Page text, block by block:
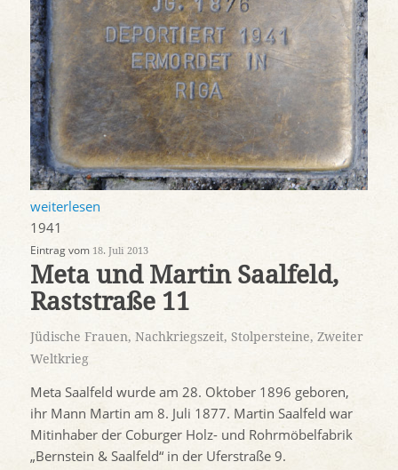
weiterlesen
1941
Eintrag vom 18. Juli 2013
Meta und Martin Saalfeld,
Raststraße 11
Jüdische Frauen, Nachkriegszeit, Stolpersteine, Zweiter
Weltkrieg
Meta Saalfeld wurde am 28. Oktober 1896 geboren,
ihr Mann Martin am 8. Juli 1877. Martin Saalfeld war
Mitinhaber der Coburger Holz- und Rohrmöbelfabrik
„Bernstein & Saalfeld“ in der Uferstraße 9.